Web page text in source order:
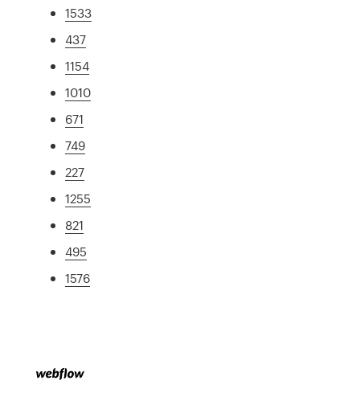
1533
437
1154
1010
671
749
227
1255
821
495
1576